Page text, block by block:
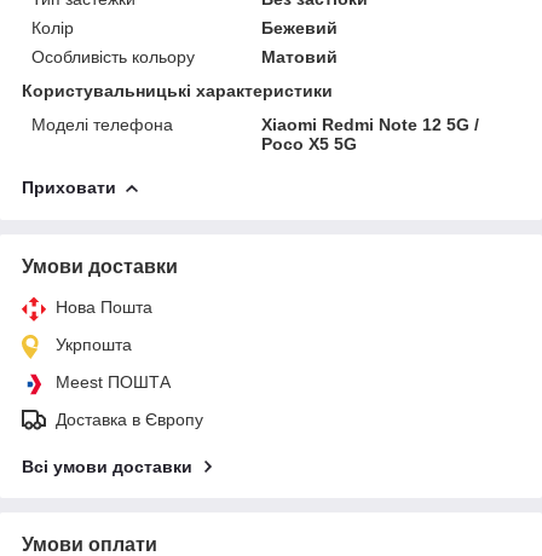
Колір
Бежевий
Особливість кольору
Матовий
Користувальницькі характеристики
Моделі телефона
Xiaomi Redmi Note 12 5G /
Poco X5 5G
Приховати
Умови доставки
Нова Пошта
Укрпошта
Meest ПОШТА
Доставка в Європу
Всі умови доставки
Умови оплати